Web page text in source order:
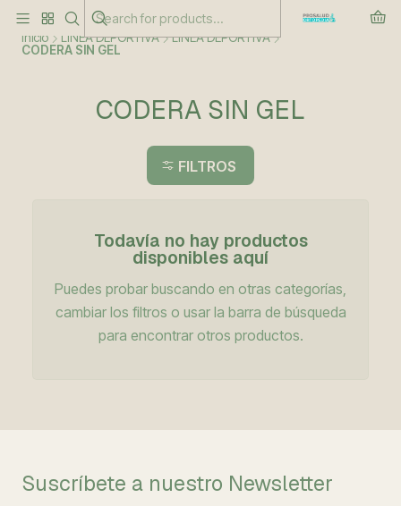
Inicio LÍNEA DEPORTIVA
LÍNEA DEPORTIVA
CODERA SIN GEL
CODERA SIN GEL
FILTROS
Todavía no hay productos
disponibles aquí
Puedes probar buscando en otras categorías,
cambiar los filtros o usar la barra de búsqueda
para encontrar otros productos.
Suscríbete a nuestro Newsletter